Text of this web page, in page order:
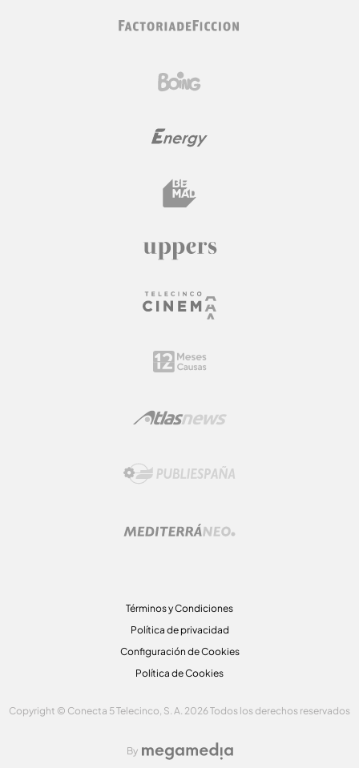
Términos y Condiciones
Política de privacidad
Configuración de Cookies
Política de Cookies
Copyright © Conecta 5 Telecinco, S. A. 2026 Todos los derechos reservados
By